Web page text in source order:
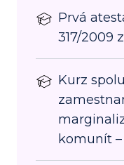
Prvá
317/2009
Kurz
komunít –